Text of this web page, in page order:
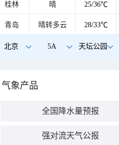
桂林 晴 25/36℃
青岛 晴转多云 28/33℃
北京 5A 天坛公园
气象产品
全国降水量预报
强对流天气公报